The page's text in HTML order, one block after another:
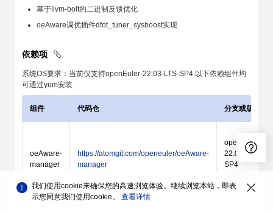
基于llvm-bolt的二进制反馈优化
oeAware调优插件dfot_tuner_sysboost实现
依赖项
系统OS要求：当前仅支持openEuler-22.03-LTS-SP4 以下依赖组件均
可通过yum安装
组件 代码仓 分支或版本
oeAware-
manager
https://atomgit.com/openeuler/oeAware-
manager
openEuler-
22.03-LTS-
SP4
我们使用cookie来确保您的高速浏览体验。继续浏览本站，即表
示您同意我们使用cookie。 查看详情